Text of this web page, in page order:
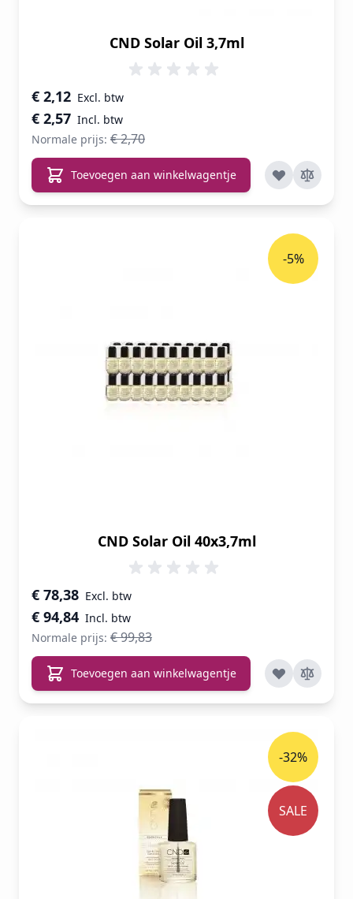
CND Solar Oil 3,7ml
Speciale prijs
€ 2,57
€ 2,12
Normale prijs: € 2,70
Toevoegen aan winkelwagentje
CND Solar Oil 40x3,7ml
Speciale prijs
€ 94,84
€ 78,38
Normale prijs: € 99,83
-5%
Toevoegen aan winkelwagentje
-32%
SALE